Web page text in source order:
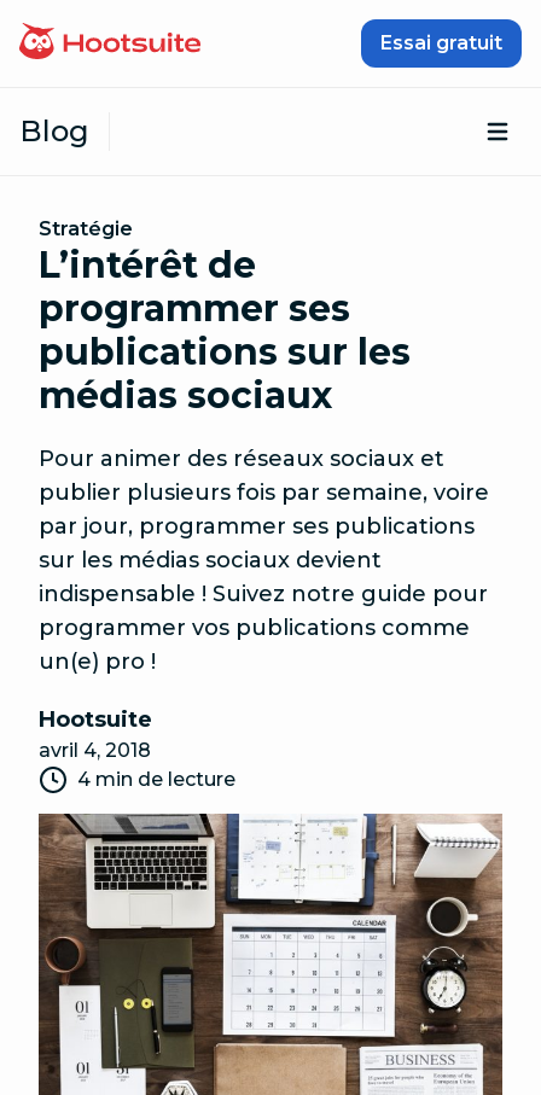
Essai gratuit
Blog
Stratégie
L’intérêt de
programmer ses
publications sur les
médias sociaux
Pour animer des réseaux sociaux et
publier plusieurs fois par semaine, voire
par jour, programmer ses publications
sur les médias sociaux devient
indispensable ! Suivez notre guide pour
programmer vos publications comme
un(e) pro !
Hootsuite
avril 4, 2018
4 min de lecture